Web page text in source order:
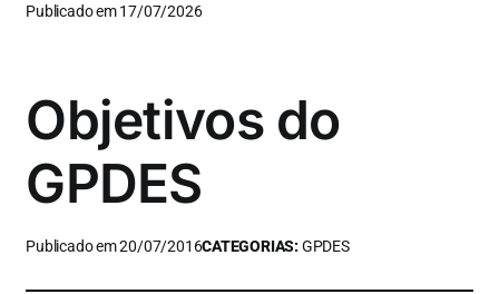
Publicado em 17/07/2026
Objetivos do
GPDES
Publicado em 20/07/2016CATEGORIAS:GPDES